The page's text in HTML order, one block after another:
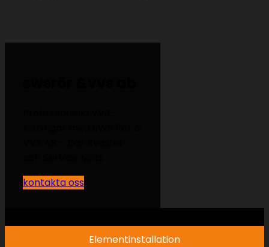
kontakta oss
Elementinstallation